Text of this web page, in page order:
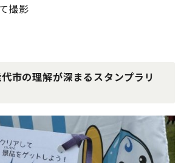
撮影
市の理解が深まるスタンプラリ